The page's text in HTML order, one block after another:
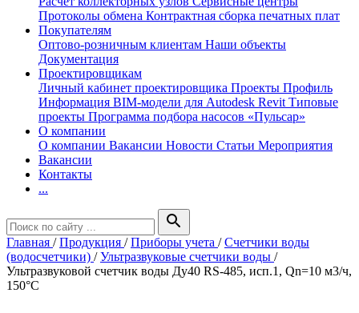
Протоколы обмена Контрактная сборка печатных плат
Покупателям
Оптово-розничным клиентам Наши объекты
Документация
Проектировщикам
Личный кабинет проектировщика Проекты Профиль
Информация BIM-модели для Autodesk Revit Типовые
проекты Программа подбора насосов «Пульсар»
О компании
О компании Вакансии Новости Статьи Мероприятия
Вакансии
Контакты
...
search
Главная /Продукция /Приборы учета /Счетчики воды
(водосчетчики) /Ультразвуковые счетчики воды /
Ультразвуковой счетчик воды Ду40 RS-485, исп.1, Qn=10 м3/ч,
150°C